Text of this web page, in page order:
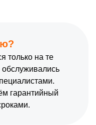
только на те
гарантийный